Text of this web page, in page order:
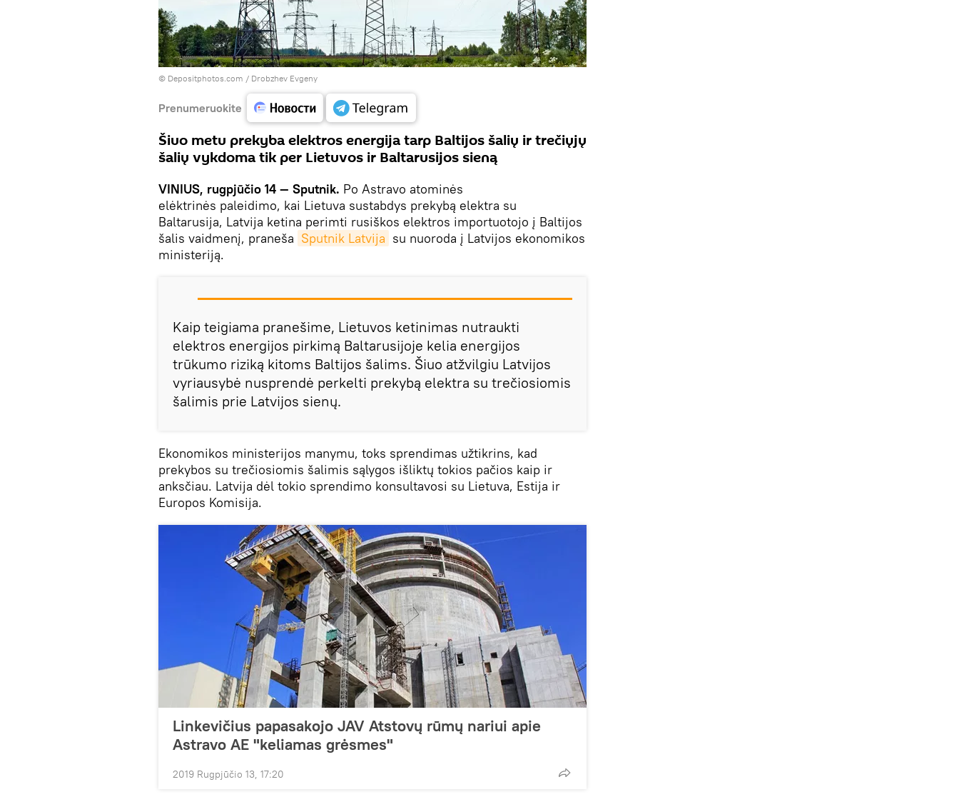
© Depositphotos.com / Drobzhev Evgeny
Prenumeruokite
Šiuo metu prekyba elektros energija tarp Baltijos šalių ir trečiųjų
šalių vykdoma tik per Lietuvos ir Baltarusijos sieną
VINIUS, rugpjūčio 14 — Sputnik. Po Astravo atominės
elėktrinės paleidimo, kai Lietuva sustabdys prekybą elektra su
Baltarusija, Latvija ketina perimti rusiškos elektros importuotojo į Baltijos
šalis vaidmenį, praneša Sputnik Latvija su nuoroda į Latvijos ekonomikos
ministeriją.
Kaip teigiama pranešime, Lietuvos ketinimas nutraukti
elektros energijos pirkimą Baltarusijoje kelia energijos
trūkumo riziką kitoms Baltijos šalims. Šiuo atžvilgiu Latvijos
vyriausybė nusprendė perkelti prekybą elektra su trečiosiomis
šalimis prie Latvijos sienų.
Ekonomikos ministerijos manymu, toks sprendimas užtikrins, kad
prekybos su trečiosiomis šalimis sąlygos išliktų tokios pačios kaip ir
anksčiau. Latvija dėl tokio sprendimo konsultavosi su Lietuva, Estija ir
Europos Komisija.
Linkevičius papasakojo JAV Atstovų rūmų nariui apie
Astravo AE "keliamas grėsmes"
2019 Rugpjūčio 13, 17:20